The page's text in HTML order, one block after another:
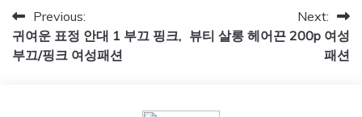
글
탐
Previous:
귀여운 표정 안대 1 부끄 핑크,
부끄/핑크 여성패션
Next:
뷰티 살롱 헤어끈 200p 여성
패션